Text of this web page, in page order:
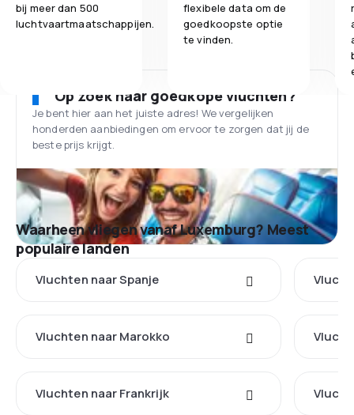
bij meer dan 500
luchtvaartmaatschappijen.
flexibele data om de
goedkoopste optie
te vinden.
Op zoek naar goedkope vluchten?
Je bent hier aan het juiste adres! We vergelijken
honderden aanbiedingen om ervoor te zorgen dat jij de
beste prijs krijgt.
Waarheen vliegen vanaf Luxemburg? Meest
populaire landen
Vluchten naar Spanje
Vluchten naar Marokko
Vluchten naar Frankrijk